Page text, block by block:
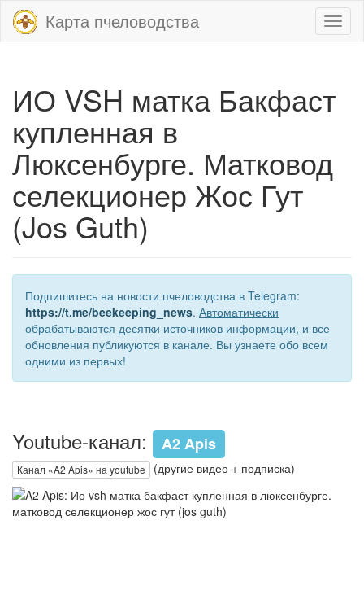
Карта пчеловодства
ИО VSH матка Бакфаст
купленная в
Люксенбурге. Матковод
селекционер Жос Гут
(Jos Guth)
Подпишитесь на новости пчеловодства в Telegram:
https://t.me/beekeeping_news. Автоматически
обрабатываются десятки источников информации, и все
обновления публикуются в канале. Вы узнаете обо всем
одними из первых!
Youtube-канал: A2 Apis
Канал «A2 Apis» на youtube (другие видео + подписка)